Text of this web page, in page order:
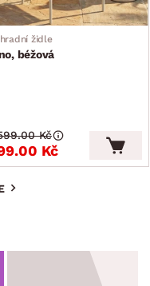
židle
béžová
Kč
Kč